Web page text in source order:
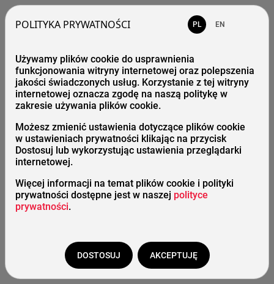
Błąd 404 - strona gdzieś się zapodziała
Strona główna
Katalog
Start / Adres nie istnieje
POLITYKA PRYWATNOŚCI PL EN
Używamy plików cookie do usprawnienia
funkcjonowania witryny internetowej oraz polepszenia
jakości świadczonych usług. Korzystanie z tej witryny
internetowej oznacza zgodę na naszą politykę w
zakresie używania plików cookie.
Możesz zmienić ustawienia dotyczące plików cookie
w ustawieniach prywatności klikając na przycisk
Dostosuj lub wykorzystując ustawienia przeglądarki
internetowej.
Więcej informacji na temat plików cookie i polityki
prywatności dostępne jest w naszej polityce
prywatności.
DOSTOSUJ AKCEPTUJĘ